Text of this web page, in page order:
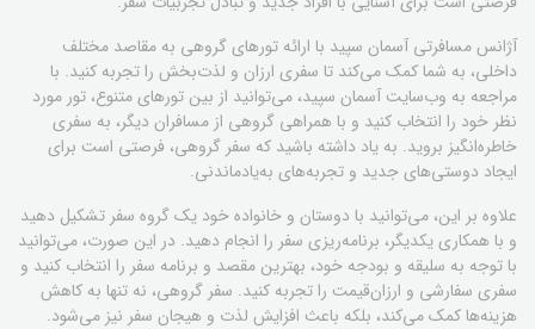
آژانس مسافرتی آسمان سپید با ارائه تورهای گروهی به مقاصد مختلف
داخلی، به شما کمک می‌کند تا سفری ارزان و لذت‌بخش را تجربه کنید. با
مراجعه به وب‌سایت آسمان سپید، می‌توانید از بین تورهای متنوع، تور مورد
نظر خود را انتخاب کنید و با همراهی گروهی از مسافران دیگر، به سفری
خاطره‌انگیز بروید. به یاد داشته باشید که سفر گروهی، فرصتی است برای
ایجاد دوستی‌های جدید و تجربه‌های به‌یادماندنی.
علاوه بر این، می‌توانید با دوستان و خانواده خود یک گروه سفر تشکیل دهید
و با همکاری یکدیگر، برنامه‌ریزی سفر را انجام دهید. در این صورت، می‌توانید
با توجه به سلیقه و بودجه خود، بهترین مقصد و برنامه سفر را انتخاب کنید و
سفری سفارشی و ارزان‌قیمت را تجربه کنید. سفر گروهی، نه تنها به کاهش
هزینه‌ها کمک می‌کند، بلکه باعث افزایش لذت و هیجان سفر نیز می‌شود.